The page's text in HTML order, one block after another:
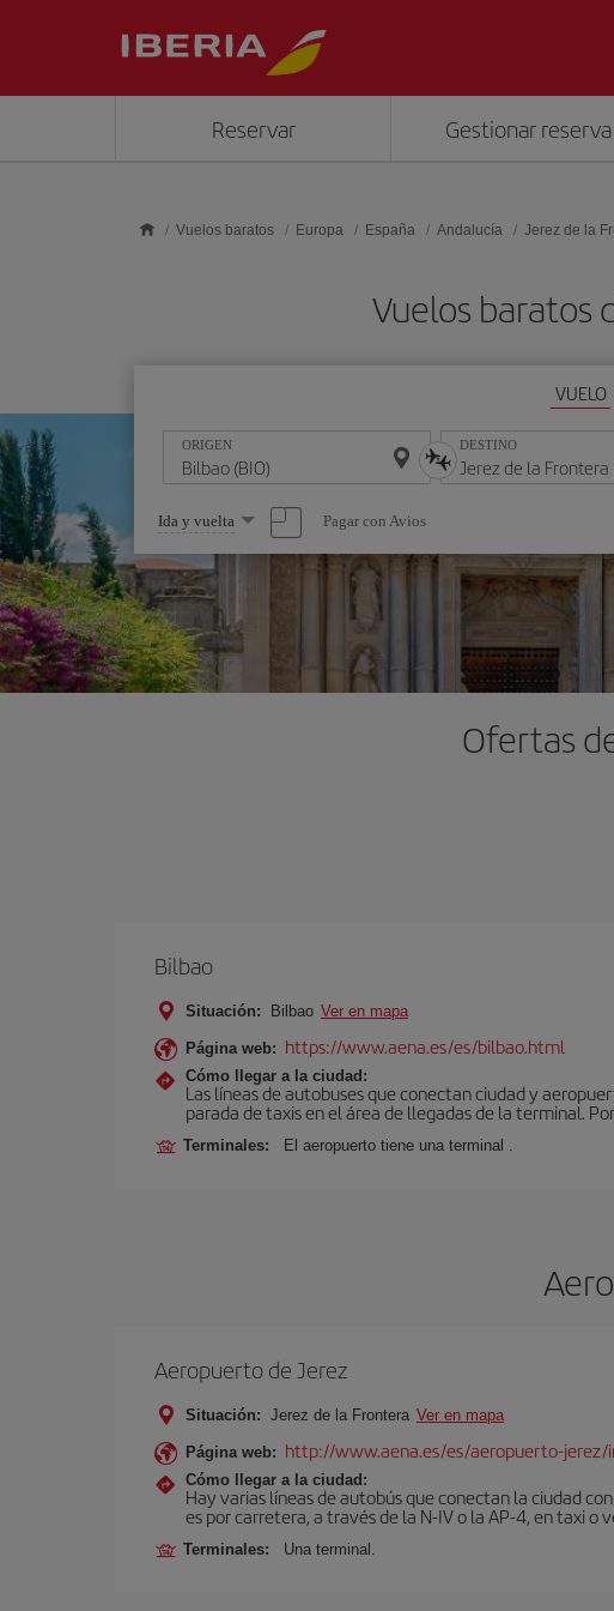
Reservar Gestionar reserva
Vuelos baratos Europa España Andalucía Jerez de la
Vuelos baratos
VUELO
ORIGEN DESTINO
Seleccione
una
opción
Ida y vuelta Pagar con Avios
Ofertas
Bilbao
Situación: Bilbao Ver en mapa
Página web: https://www.aena.es/es/bilbao.html
Cómo llegar a la ciudad:
Las líneas de autobuses que conectan ciudad y
parada de taxis en el área de llegadas de la terminal.
Terminales: El aeropuerto tiene una terminal .
Aeropuerto de Jerez
Situación: Jerez de la Frontera Ver en mapa
Página web: http://www.aena.es/es/aeropuerto-jerez/
Cómo llegar a la ciudad:
Hay varias líneas de autobús que conectan la ciudad
es por carretera, a través de la N-IV o la AP-4, en taxi o
Terminales: Una terminal.